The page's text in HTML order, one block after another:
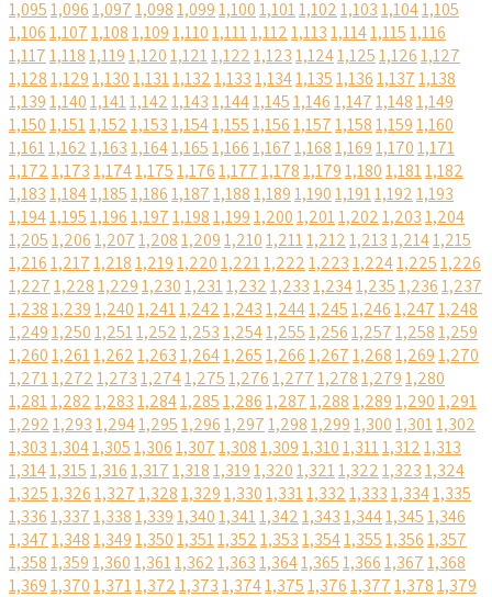
1,0951,0961,0971,0981,0991,1001,1011,1021,1031,1041,105
1,1061,1071,1081,1091,1101,1111,1121,1131,1141,1151,116
1,1171,1181,1191,1201,1211,1221,1231,1241,1251,1261,127
1,1281,1291,1301,1311,1321,1331,1341,1351,1361,1371,138
1,1391,1401,1411,1421,1431,1441,1451,1461,1471,1481,149
1,1501,1511,1521,1531,1541,1551,1561,1571,1581,1591,160
1,1611,1621,1631,1641,1651,1661,1671,1681,1691,1701,171
1,1721,1731,1741,1751,1761,1771,1781,1791,1801,1811,182
1,1831,1841,1851,1861,1871,1881,1891,1901,1911,1921,193
1,1941,1951,1961,1971,1981,1991,2001,2011,2021,2031,204
1,2051,2061,2071,2081,2091,2101,2111,2121,2131,2141,215
1,2161,2171,2181,2191,2201,2211,2221,2231,2241,2251,226
1,2271,2281,2291,2301,2311,2321,2331,2341,2351,2361,237
1,2381,2391,2401,2411,2421,2431,2441,2451,2461,2471,248
1,2491,2501,2511,2521,2531,2541,2551,2561,2571,2581,259
1,2601,2611,2621,2631,2641,2651,2661,2671,2681,2691,270
1,2711,2721,2731,2741,2751,2761,2771,2781,2791,280
1,2811,2821,2831,2841,2851,2861,2871,2881,2891,2901,291
1,2921,2931,2941,2951,2961,2971,2981,2991,3001,3011,302
1,3031,3041,3051,3061,3071,3081,3091,3101,3111,3121,313
1,3141,3151,3161,3171,3181,3191,3201,3211,3221,3231,324
1,3251,3261,3271,3281,3291,3301,3311,3321,3331,3341,335
1,3361,3371,3381,3391,3401,3411,3421,3431,3441,3451,346
1,3471,3481,3491,3501,3511,3521,3531,3541,3551,3561,357
1,3581,3591,3601,3611,3621,3631,3641,3651,3661,3671,368
1,3691,3701,3711,3721,3731,3741,3751,3761,3771,3781,379